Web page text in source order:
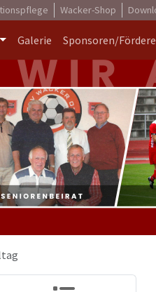
Wacker-Shop
Galerie Sponsoren/